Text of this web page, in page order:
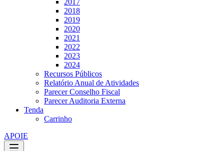
2017
2018
2019
2020
2021
2022
2023
2024
Recursos Públicos
Relatório Anual de Atividades
Parecer Conselho Fiscal
Parecer Auditoria Externa
Tenda
Carrinho
APOIE